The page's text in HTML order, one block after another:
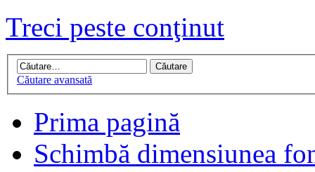
Treci peste conţinut
Căutare avansată
Prima pagină
Schimbă dimensiunea